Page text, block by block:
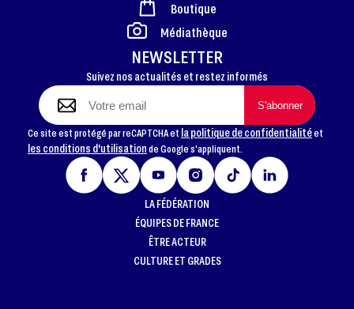
FOOTER
NEWSLETTER
Suivez nos actualités et restez informés
Ce site est protégé par reCAPTCHA et la politique de confidentialitéet
les conditions d'utilisationde Google s'appliquent.
Boutique
Médiathèque
LA FÉDÉRATION
ÉQUIPES DE FRANCE
ÊTRE ACTEUR
CULTURE ET GRADES